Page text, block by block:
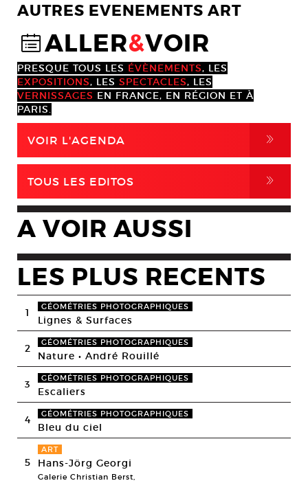
AUTRES EVENEMENTS ART
@ALLER&VOIR
PRESQUE TOUS LES ÉVÈNEMENTS, LES
EXPOSITIONS, LES SPECTACLES, LES
VERNISSAGES EN FRANCE, EN RÉGION ET À
PARIS.
VOIR L'AGENDA ,
TOUS LES EDITOS ,
A VOIR AUSSI
LES PLUS RECENTS
1 GÉOMÉTRIES PHOTOGRAPHIQUES
Lignes & Surfaces
2 GÉOMÉTRIES PHOTOGRAPHIQUES
Nature • André Rouillé
3 GÉOMÉTRIES PHOTOGRAPHIQUES
Escaliers
4 GÉOMÉTRIES PHOTOGRAPHIQUES
Bleu du ciel
5
ART
Hans-Jörg Georgi
Galerie Christian Berst,